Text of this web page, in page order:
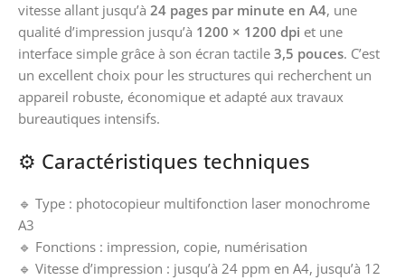
vitesse allant jusqu’à 24 pages par minute en A4, une
qualité d’impression jusqu’à 1200 × 1200 dpi et une
interface simple grâce à son écran tactile 3,5 pouces. C’est
un excellent choix pour les structures qui recherchent un
appareil robuste, économique et adapté aux travaux
bureautiques intensifs.
⚙️ Caractéristiques techniques
🔹 Type : photocopieur multifonction laser monochrome
A3
🔹 Fonctions : impression, copie, numérisation
🔹 Vitesse d’impression : jusqu’à 24 ppm en A4, jusqu’à 12